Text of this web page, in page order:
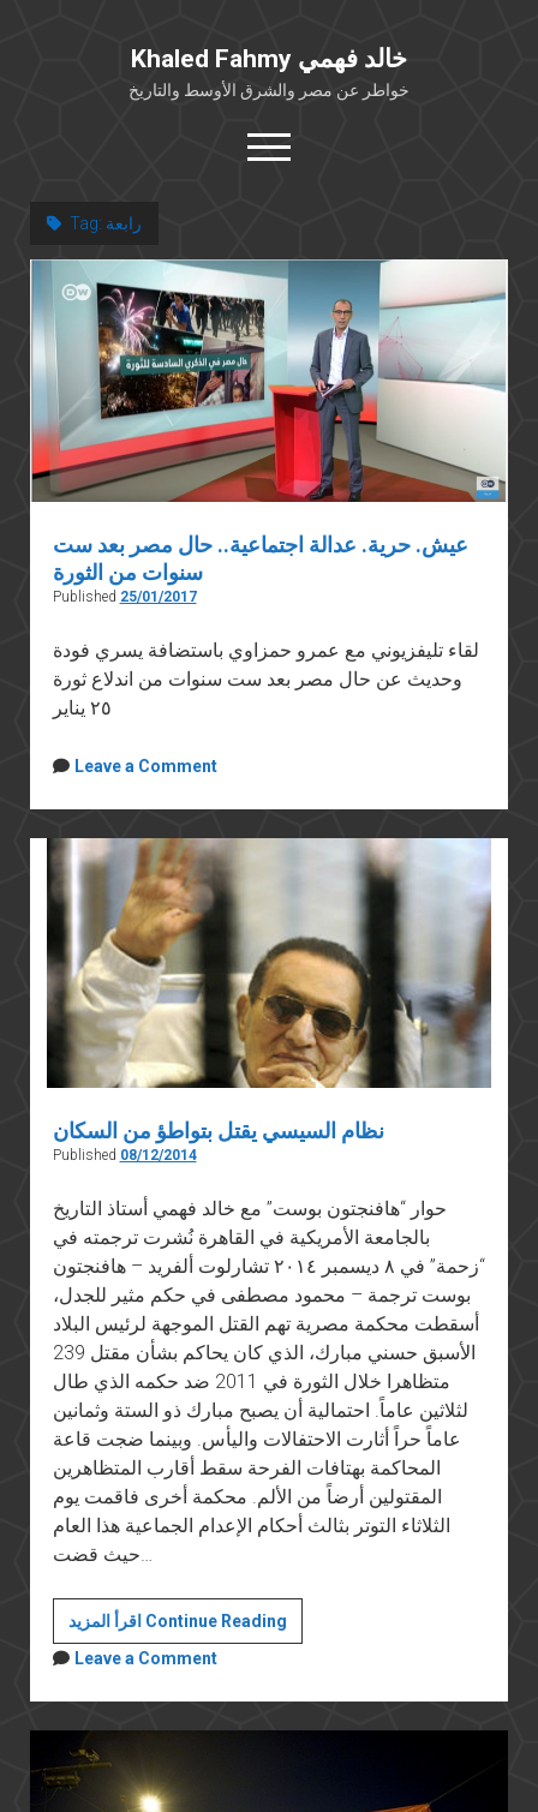
Khaled Fahmy خالد فهمي
خواطر عن مصر والشرق الأوسط والتاريخ
open
menu
خلفية شخصية
كتابات أكاديمية
مقالات صحافية
بوستات من فيسبوك
مقابلات في الإعلام
Languages
Tag: رابعة
عيش. حرية. عدالة اجتماعية.. حال مصر بعد ست
سنوات من الثورة
Published 25/01/2017
لقاء تليفزيوني مع عمرو حمزاوي باستضافة يسري فودة
وحديث عن حال مصر بعد ست سنوات من اندلاع ثورة
٢٥ يناير
Leave a Comment
نظام السيسي يقتل بتواطؤ من السكان
Published 08/12/2014
حوار “هافنجتون بوست” مع خالد فهمي أستاذ التاريخ
بالجامعة الأمريكية في القاهرة نُشرت ترجمته في
“زحمة” في ٨ ديسمبر ٢٠١٤ تشارلوت ألفريد – هافنجتون
بوست ترجمة – محمود مصطفى في حكم مثير للجدل،
أسقطت محكمة مصرية تهم القتل الموجهة لرئيس البلاد
الأسبق حسني مبارك، الذي كان يحاكم بشأن مقتل 239
متظاهرا خلال الثورة في 2011 ضد حكمه الذي طال
لثلاثين عاماً. احتمالية أن يصبح مبارك ذو الستة وثمانين
عاماً حراً أثارت الاحتفالات واليأس. وبينما ضجت قاعة
المحاكمة بهتافات الفرحة سقط أقارب المتظاهرين
المقتولين أرضاً من الألم. محكمة أخرى فاقمت يوم
الثلاثاء التوتر بثالث أحكام الإعدام الجماعية هذا العام
حيث قضت…
اقرأ المزيد Continue Readingنظام
السيسي
بتواطؤ
من
Leave a Comment